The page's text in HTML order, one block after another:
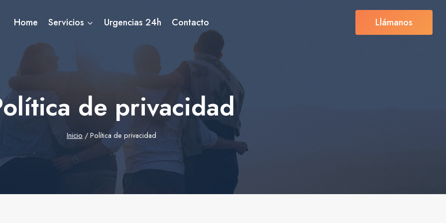
Home Servicios Urgencias 24h Contacto Llámanos
de privacidad
Inicio / Política de privacidad